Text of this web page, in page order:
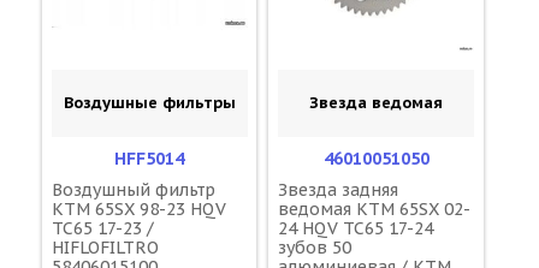
Воздушные фильтры
HFF5014
Воздушный фильтр
KTM 65SX 98-23 HQV
TC65 17-23 /
HIFLOFILTRO
Звезда ведомая
46010051050
Звезда задняя
ведомая KTM 65SX 02-
24 HQV TC65 17-24
зубов 50